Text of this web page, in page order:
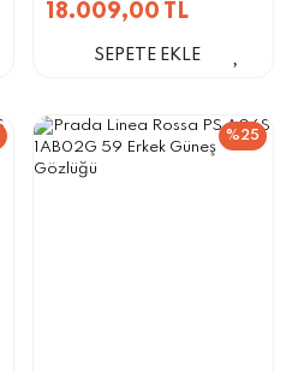
18.009,00 TL
SEPETE EKLE
%25